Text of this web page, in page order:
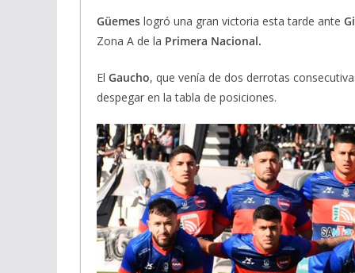
Güemes logró una gran victoria esta tarde ante
Zona A de la Primera Nacional.
El Gaucho, que venía de dos derrotas
despegar en la tabla de posiciones.